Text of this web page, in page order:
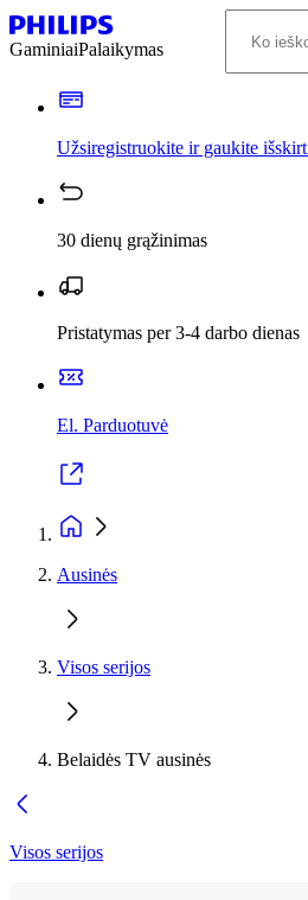
GaminiaiPalaikymas
Užsiregistruokite ir gaukite
30 dienų grąžinimas
Pristatymas per 3-4 darbo dienas
El. Parduotuvė
Ausinės
Visos serijos
Belaidės TV ausinės
Visos serijos